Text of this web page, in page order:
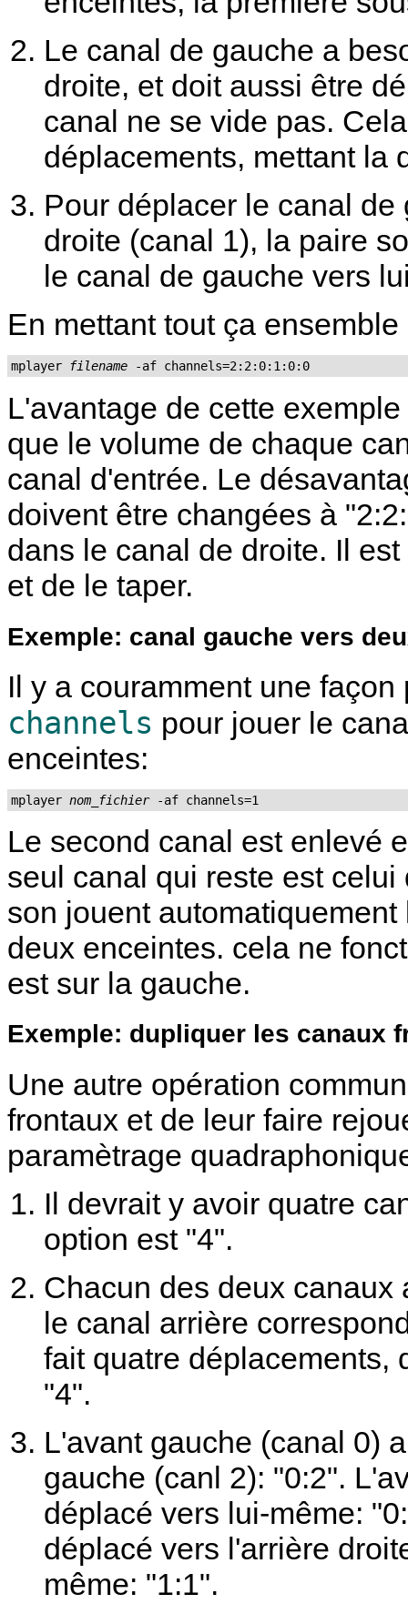
Le canal de gauche a
droite, et doit aussi être
canal ne se vide pas.
déplacements, mettant la
Pour déplacer le canal
droite (canal 1), la paire
le canal de gauche vers
En mettant tout ça
mplayer filename -af channels=2:2:0:1:0:0
L'avantage de cette
que le volume de chaque
canal d'entrée. Le
doivent être changées à
dans le canal de droite. Il
et de le taper.
Exemple: canal gauche vers
Il y a couramment une
channels pour jouer le
enceintes:
mplayer nom_fichier -af channels=1
Le second canal est enlevé
seul canal qui reste est
son jouent
deux enceintes. cela ne
est sur la gauche.
Exemple: dupliquer les canaux
Une autre opération
frontaux et de leur faire
paramètrage
Il devrait y avoir quatre
option est "4".
Chacun des deux canaux
le canal arrière
fait quatre déplacements,
"4".
L'avant gauche (canal 0)
gauche (canl 2): "0:2".
déplacé vers lui-même:
déplacé vers l'arrière
même: "1:1".